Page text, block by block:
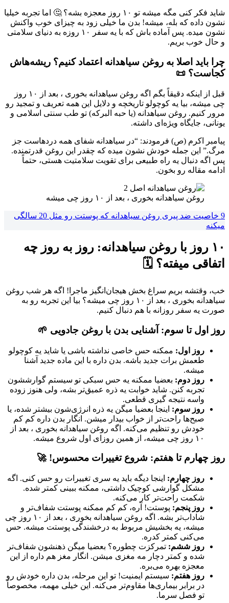
شاید فکر کنی مگه میشه تو ۱۰ روز معجزه بشه؟ 🤔 اما تجربه خیلیا
نشون داده که بله، میشه! بدن ما خیلی زود به چیزای خوب واکنش
نشون میده. پس آماده باش که با یه سفر ۱۰ روزه به دنیای سلامتی
و حال خوب بریم.
چرا باید اصلا به روغن سیاهدانه اعتماد کنیم؟ ریشه‌هاش
کجاست؟ 📜
قبل از اینکه دقیقاً بگم اگه روغن سیاهدانه بخوری ، بعد از ۱۰ روز
چی میشه، بیا یه کوچولو تاریخچه و دلایل این همه تعریف و تمجید رو
مرور کنیم. روغن سیاهدانه (یا حبه البرکه) تو طب سنتی اسلامی و
یونانی، جایگاه ویژه‌ای داشته.
پیامبر اکرم (ص) فرمودند: “در سیاهدانه شفای همه دردهاست جز
مرگ.” این جمله خودش نشون میده که چقدر این روغن قدرتمنده.
پس اگه دنبال یه راه طبیعی برای تقویت سلامتیت هستی، حتماً
ادامه مقاله رو بخون.
روغن سیاهدانه بخوری ، بعد از ۱۰ روز چی میشه
9 خاصیت ضد پیری روغن سیاهدانه که پوستت رو مثل 20 سالگی
میکنه
۱۰ روز با روغن سیاهدانه: روز به روز چه
اتفاقی میفته؟ 🗓️
خب، وقتشه بریم سراغ بخش هیجان‌انگیز ماجرا! اگه هر شب روغن
سیاهدانه بخوری ، بعد از ۱۰ روز چی میشه؟ بیا این تجربه رو به
صورت یه سفر روزانه با هم دنبال کنیم.
روز اول تا سوم: آشنایی بدن با روغن جادویی 🌱
روز اول: ممکنه حس خاصی نداشته باشی یا شاید یه کوچولو
طعمش برات جدید باشه. بدن داره با این ماده جدید آشنا
میشه.
روز دوم: بعضیا ممکنه یه حس سبکی تو سیستم گوارششون
تجربه کنن. شاید خوابت یه ذره عمیق‌تر بشه، ولی هنوز زوده
واسه نتیجه گیری قطعی.
روز سوم: اینجا بعضیا میگن یه ذره انرژی‌شون بیشتر شده، یا
صبح‌ها راحت‌تر از خواب بیدار میشن. انگار بدن داره کم کم
خودش رو تنظیم می‌کنه. اگه روغن سیاهدانه بخوری ، بعد از
۱۰ روز چی میشه، از همین روزای اول شروع میشه.
روز چهارم تا هفتم: شروع تغییرات محسوس! 🚀
روز چهارم: اینجا دیگه باید یه سری تغییرات رو حس کنی. اگه
مشکل گوارشی کوچیک داشتی، ممکنه ببینی کمتر شده.
شکمت راحت‌تر کار می‌کنه.
روز پنجم: پوستت! آره، کم کم ممکنه پوستت شفاف‌تر و
شاداب‌تر بشه. اگه روغن سیاهدانه بخوری ، بعد از ۱۰ روز چی
میشه، یه بخشیش مربوط به درخشندگی پوستت میشه. حس
می‌کنی کمتر کدره.
روز ششم: تمرکزت چطوره؟ بعضیا میگن ذهنشون شفاف‌تر
شده و کمتر دچار مه مغزی میشن. انگار مغز هم داره از این
معجزه بهره می‌بره.
روز هفتم: سیستم ایمنیت! تو این مرحله، بدن داره خودش رو
در برابر بیماری‌ها مقاوم‌تر می‌کنه. این خیلی مهمه، مخصوصاً
تو فصل سرما.